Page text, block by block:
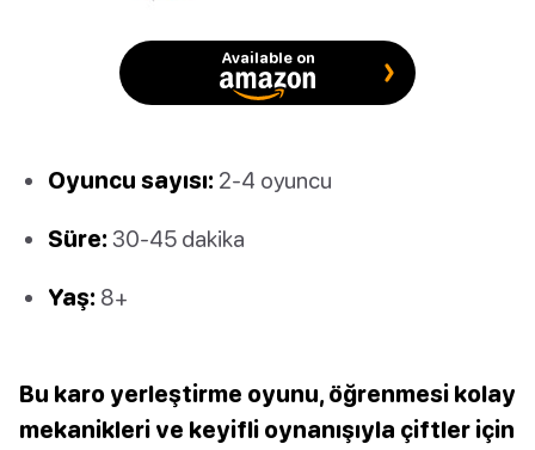
Available on
Oyuncu sayısı: 2-4 oyuncu
Süre: 30-45 dakika
Yaş: 8+
Bu karo yerleştirme oyunu, öğrenmesi kolay
mekanikleri ve keyifli oynanışıyla çiftler için